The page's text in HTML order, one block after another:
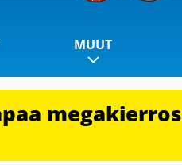
MUUT
megakierros